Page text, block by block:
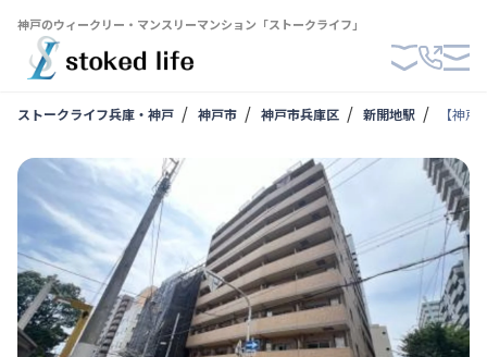
神戸のウィークリー・マンスリーマンション「ストークライフ」
ストークライフ兵庫・神戸 神戸市 神戸市兵庫区 新開地駅 【神